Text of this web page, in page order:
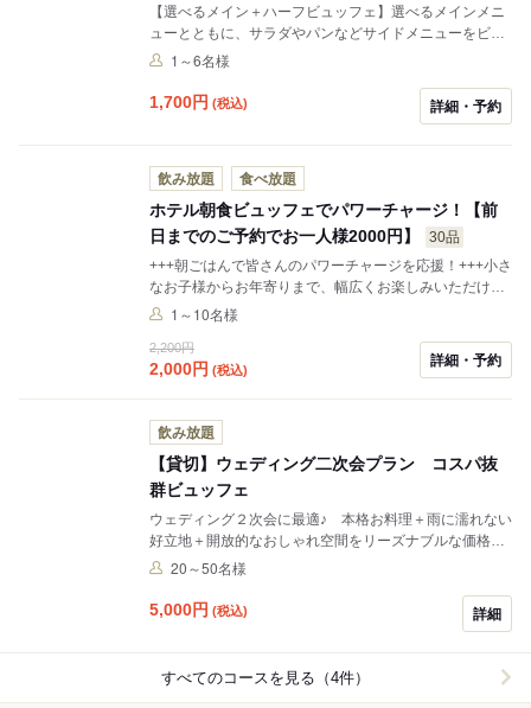
【選べるメイン＋ハーフビュッフェ】選べるメインメニ
ューとともに、サラダやパンなどサイドメニューをビュ
ッフェ形式でご用意。新鮮なサラダや冷製料理、スー
サンをはじめとする数種類のパンを気ままに選択できま
す。ゆったりとした音楽が流れる店内で、メイン料理と
1～6名様
1,700円 (税込) 詳細・予約
飲み放題 食べ放題
ホテル朝食ビュッフェでパワーチャージ！【前
日までのご予約でお一人様2000円】
30品
+++朝ごはんで皆さんのパワーチャージを応援！+++小さ
なお子様からお年寄りまで、幅広くお楽しみいただける
和洋朝食ビュッフェ♪バラエティ豊かなメニューで、和食
はテイクアウト用のカップをご用意しておりますので、
お出かけのお供にも！お気に入りのメニューを見つけ
1～10名様
2,200円
2,000円 (税込)
詳細・予約
飲み放題
【貸切】ウェディング二次会プラン コスパ抜
群ビュッフェ
ウェディング２次会に最適♪ 本格お料理＋雨に濡れない
好立地＋開放的なおしゃれ空間をリーズナブルな価格で
贅沢に楽しむコスパ抜群プラン。 新郎新婦様限定♪コー
ー・マイク・Wi-Fi・音響設備・ビンゴマシンの貸し出し
無料♪ 時間のない幹事様でも安心して準備ができます。
20～50名様
5,000円 (税込) 詳細
すべてのコースを見る（4件）